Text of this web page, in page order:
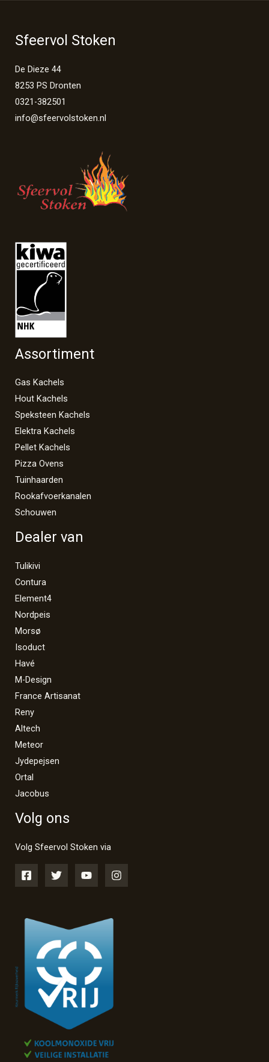
Sfeervol Stoken
De Dieze 44
8253 PS Dronten
0321-382501
info@sfeervolstoken.nl
Assortiment
Gas Kachels
Hout Kachels
Speksteen Kachels
Elektra Kachels
Pellet Kachels
Pizza Ovens
Tuinhaarden
Rookafvoerkanalen
Schouwen
Dealer van
Tulikivi
Contura
Element4
Nordpeis
Morsø
Isoduct
Havé
M-Design
France Artisanat
Reny
Altech
Meteor
Jydepejsen
Ortal
Jacobus
Volg ons
Volg Sfeervol Stoken via